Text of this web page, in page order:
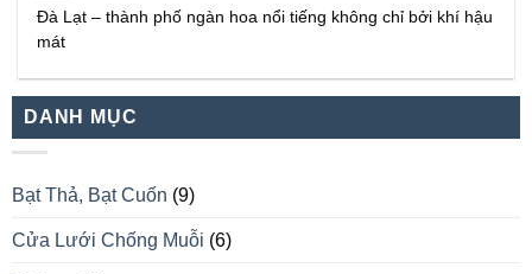
Đà Lạt – thành phố ngàn hoa nổi tiếng không chỉ bởi khí hậu
mát
DANH MỤC
Bạt Thả, Bạt Cuốn (9)
Cửa Lưới Chống Muỗi (6)